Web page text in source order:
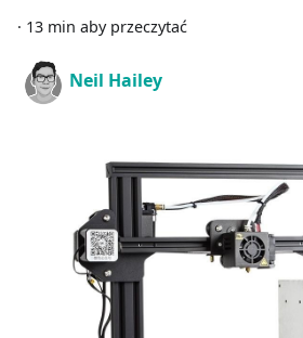
· 13 min aby przeczytać
Neil Hailey